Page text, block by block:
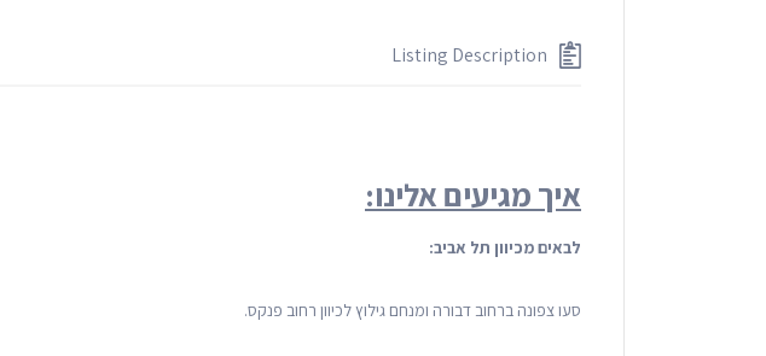
Listing Description
איך מגיעים אלינו:
לבאים מכיוון תל אביב:
סעו צפונה ברחוב דבורה ומנחם גילוץ לכיוון רחוב פנקס.